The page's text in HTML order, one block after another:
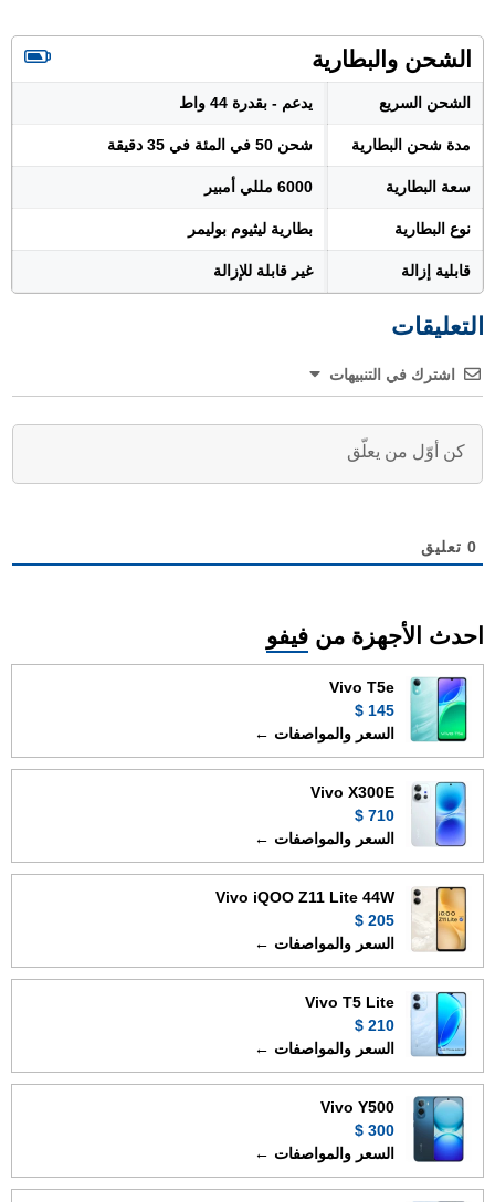
الشحن والبطارية
الشحن السريع يدعم - بقدرة 44 واط
مدة شحن البطارية شحن 50 في المئة في 35 دقيقة
سعة البطارية 6000 مللي أمبير
نوع البطارية بطارية ليثيوم بوليمر
قابلية إزالة غير قابلة للإزالة
التعليقات
اشترك في التنبيهات
0 تعليق
احدث الأجهزة من فيفو
Vivo T5e
145 $
السعر والمواصفات ←
Vivo X300E
710 $
السعر والمواصفات ←
Vivo iQOO Z11 Lite 44W
205 $
السعر والمواصفات ←
Vivo T5 Lite
210 $
السعر والمواصفات ←
Vivo Y500
300 $
السعر والمواصفات ←